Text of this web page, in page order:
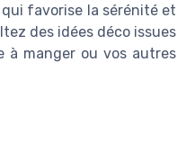
favorise la sérénité et
des idées déco issues
à manger ou vos autres